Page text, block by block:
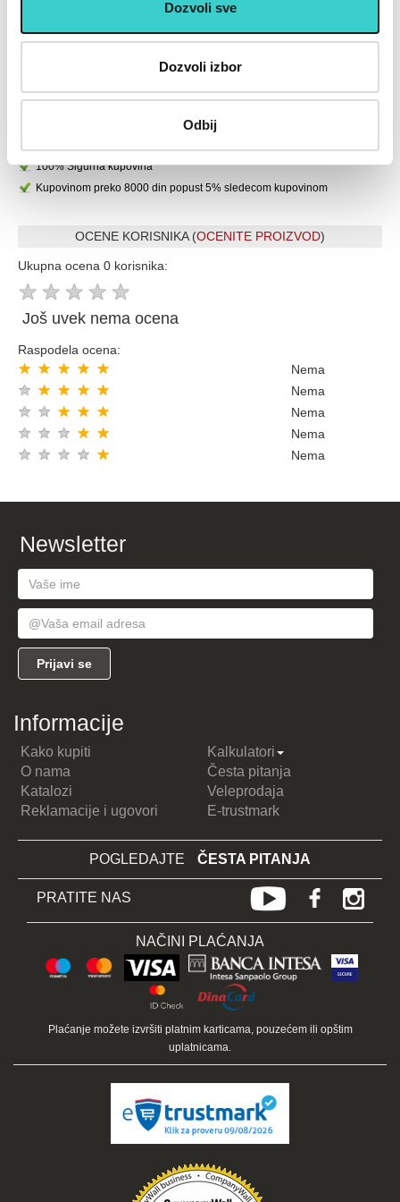
Dozvoli sve
Dozvoli izbor
Odbij
U cenu je uključen PDV
Placanje do 12 rata bez kamate karticom Banke Intese
Vise od 200.000 zadovoljnih kupaca
Ekspresna dostava u celoj Srbiji
100% Sigurna kupovina
Kupovinom preko 8000 din popust 5% sledecom kupovinom
OCENE KORISNIKA (OCENITE PROIZVOD)
Ukupna ocena 0 korisnika:
★ ★ ★ ★ ★
Još uvek nema ocena
Raspodela ocena:
★
★
★
★
★ Nema
★
★
★
★
★ Nema
★
★
★
★
★ Nema
★
★
★
★
★ Nema
★
★
★
★
★ Nema
Newsletter
Informacije
Kako kupiti
Kalkulatori
O nama
Česta pitanja
Katalozi
Veleprodaja
Reklamacije i ugovori
E-trustmark
POGLEDAJTE ČESTA PITANJA
PRATITE NAS
NAČINI PLAĆANJA
Plaćanje možete izvršiti platnim karticama, pouzećem ili opštim
uplatnicama.